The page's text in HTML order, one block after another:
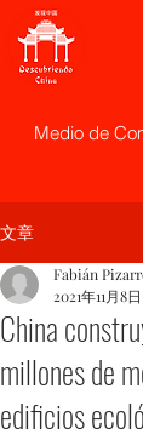
Medio de
文章
China
millones de
edificios
Fabián
2021年11月8日